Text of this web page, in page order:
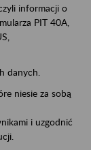
informacji o
PIT 40A,
danych.
niesie za sobą
i uzgodnić